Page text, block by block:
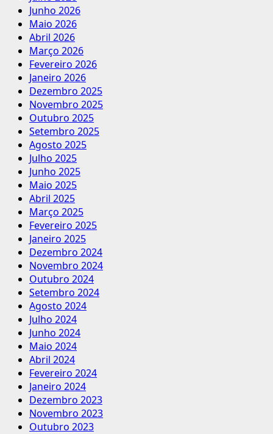
Junho 2026
Maio 2026
Abril 2026
Março 2026
Fevereiro 2026
Janeiro 2026
Dezembro 2025
Novembro 2025
Outubro 2025
Setembro 2025
Agosto 2025
Julho 2025
Junho 2025
Maio 2025
Abril 2025
Março 2025
Fevereiro 2025
Janeiro 2025
Dezembro 2024
Novembro 2024
Outubro 2024
Setembro 2024
Agosto 2024
Julho 2024
Junho 2024
Maio 2024
Abril 2024
Fevereiro 2024
Janeiro 2024
Dezembro 2023
Novembro 2023
Outubro 2023